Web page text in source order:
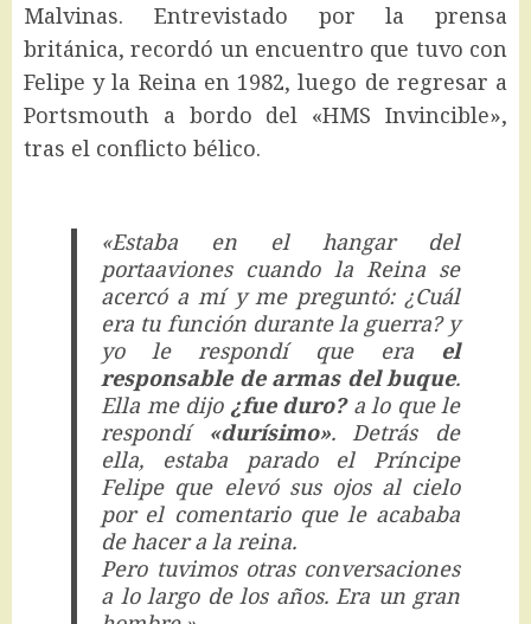
Malvinas. Entrevistado por la prensa
británica, recordó un encuentro que tuvo con
Felipe y la Reina en 1982, luego de regresar a
Portsmouth a bordo del «HMS Invincible»,
tras el conflicto bélico.
«Estaba en el hangar del
portaaviones cuando la Reina se
acercó a mí y me preguntó: ¿Cuál
era tu función durante la guerra? y
yo le respondí que era el
responsable de armas del buque.
Ella me dijo ¿fue duro?a lo que le
respondí «durísimo». Detrás de
ella, estaba parado el Príncipe
Felipe que elevó sus ojos al cielo
por el comentario que le acababa
de hacer a la reina.
Pero tuvimos otras conversaciones
a lo largo de los años. Era un gran